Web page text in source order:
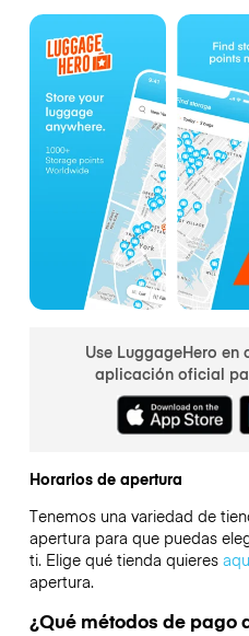
Use LuggageHero
aplicación oficial
Horarios de apertura
Tenemos una variedad de
apertura para que puedas
ti. Elige qué tienda quieres
apertura.
¿Qué métodos de pago